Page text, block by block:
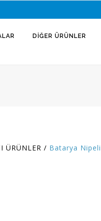
DIĞER ÜRÜNLER
ÜRÜNLER / Batarya Nipeli